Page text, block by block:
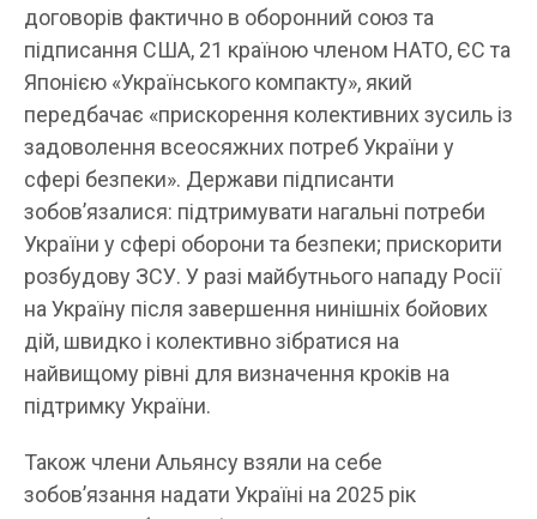
договорів фактично в оборонний союз та
підписання США, 21 країною членом НАТО, ЄС та
Японією «Українського компакту», який
передбачає «прискорення колективних зусиль із
задоволення всеосяжних потреб України у
сфері безпеки». Держави підписанти
зобов’язалися: підтримувати нагальні потреби
України у сфері оборони та безпеки; прискорити
розбудову ЗСУ. У разі майбутнього нападу Росії
на Україну після завершення нинішніх бойових
дій, швидко і колективно зібратися на
найвищому рівні для визначення кроків на
підтримку України.
Також члени Альянсу взяли на себе
зобов’язання надати Україні на 2025 рік